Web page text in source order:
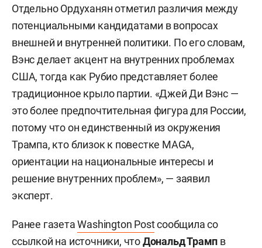
Отдельно Ордуханян отметил различия между
потенциальными кандидатами в вопросах
внешней и внутренней политики. По его словам,
Вэнс делает акцент на внутренних проблемах
США, тогда как Рубио представляет более
традиционное крыло партии. «Джей Ди Вэнс —
это более предпочтительная фигура для России,
потому что он единственный из окружения
Трампа, кто близок к повестке MAGA,
ориентации на национальные интересы и
решение внутренних проблем», — заявил
эксперт.
Ранее газетаWashington Postсообщила со
ссылкой на источники, чтоДональд Трамп в